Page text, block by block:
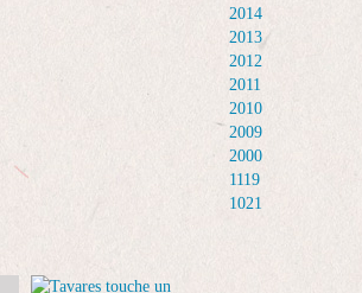
2014
2013
2012
2011
2010
2009
2000
1119
1021